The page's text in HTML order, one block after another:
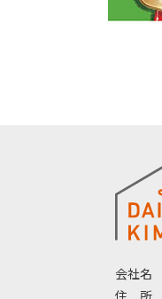
会社名
住
所